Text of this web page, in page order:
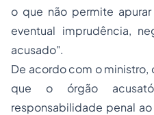
o que não permite
eventual imprudência,
acusado".
De acordo com o ministro,
que o órgão
responsabilidade penal